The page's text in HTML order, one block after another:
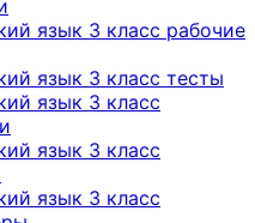
язык 3 класс рабочие
язык 3 класс тесты
язык 3 класс
язык 3 класс
язык 3 класс